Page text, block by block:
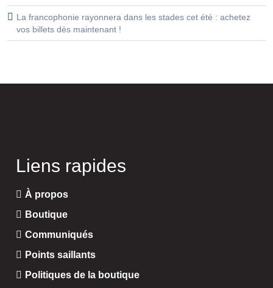
La francophonie rayonnera dans les stades cet été : achetez
vos billets dès maintenant !
Liens rapides
À propos
Boutique
Communiqués
Points saillants
Politiques de la boutique